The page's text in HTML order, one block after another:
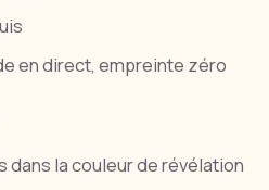
en direct, empreinte zéro
la couleur de révélation